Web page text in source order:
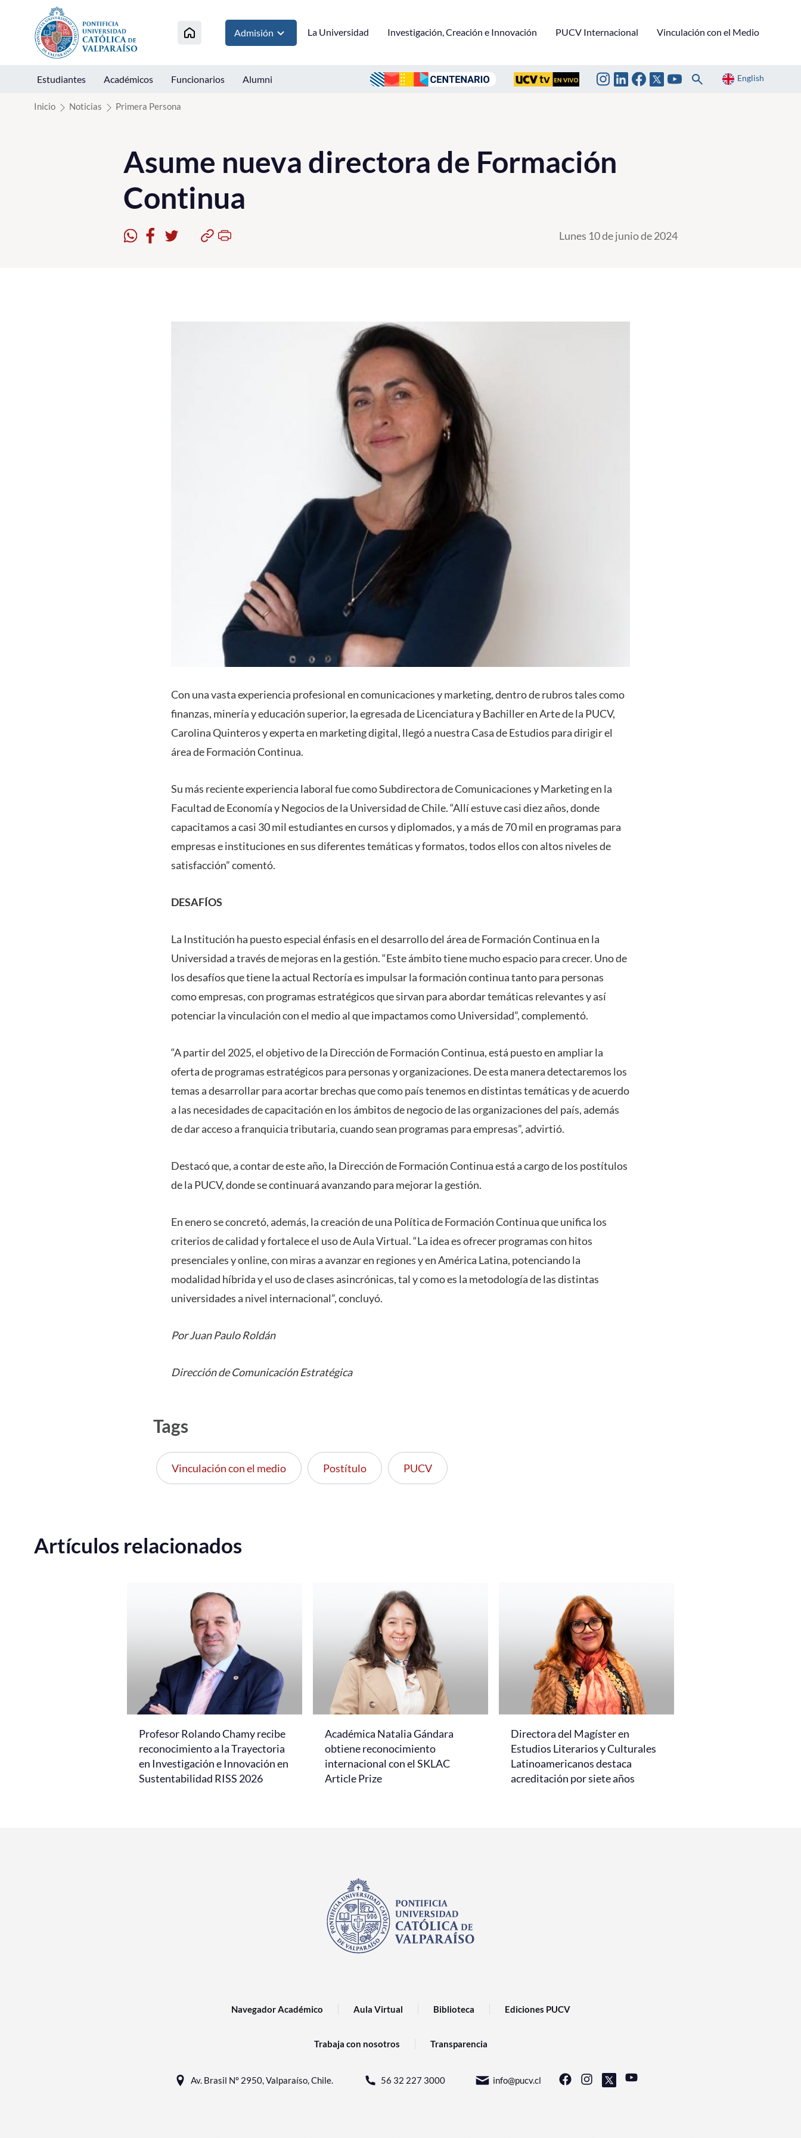
Click acá para ir directamente al contenido
Admisión La Universidad Investigación, Creación e Innovación PUCV Internacional Vinculación con el Medio
Estudiantes Académicos Funcionarios Alumni English
Inicio Noticias Primera Persona
Asume nueva directora de Formación
Continua
Lunes 10 de junio de 2024
Con una vasta experiencia profesional en comunicaciones y marketing, dentro de rubros tales como
finanzas, minería y educación superior, la egresada de Licenciatura y Bachiller en Arte de la PUCV,
Carolina Quinteros y experta en marketing digital, llegó a nuestra Casa de Estudios para dirigir el
área de Formación Continua.
Su más reciente experiencia laboral fue como Subdirectora de Comunicaciones y Marketing en la
Facultad de Economía y Negocios de la Universidad de Chile. “Allí estuve casi diez años, donde
capacitamos a casi 30 mil estudiantes en cursos y diplomados, y a más de 70 mil en programas para
empresas e instituciones en sus diferentes temáticas y formatos, todos ellos con altos niveles de
satisfacción” comentó.
DESAFÍOS
La Institución ha puesto especial énfasis en el desarrollo del área de Formación Continua en la
Universidad a través de mejoras en la gestión. “Este ámbito tiene mucho espacio para crecer. Uno de
los desafíos que tiene la actual Rectoría es impulsar la formación continua tanto para personas
como empresas, con programas estratégicos que sirvan para abordar temáticas relevantes y así
potenciar la vinculación con el medio al que impactamos como Universidad”, complementó.
“A partir del 2025, el objetivo de la Dirección de Formación Continua, está puesto en ampliar la
oferta de programas estratégicos para personas y organizaciones. De esta manera detectaremos los
temas a desarrollar para acortar brechas que como país tenemos en distintas temáticas y de acuerdo
a las necesidades de capacitación en los ámbitos de negocio de las organizaciones del país, además
de dar acceso a franquicia tributaria, cuando sean programas para empresas”, advirtió.
Destacó que, a contar de este año, la Dirección de Formación Continua está a cargo de los postítulos
de la PUCV, donde se continuará avanzando para mejorar la gestión.
En enero se concretó, además, la creación de una Política de Formación Continua que unifica los
criterios de calidad y fortalece el uso de Aula Virtual. “La idea es ofrecer programas con hitos
presenciales y online, con miras a avanzar en regiones y en América Latina, potenciando la
modalidad híbrida y el uso de clases asincrónicas, tal y como es la metodología de las distintas
universidades a nivel internacional”, concluyó.
Por Juan Paulo Roldán
Dirección de Comunicación Estratégica
Tags
Vinculación con el medio Postítulo PUCV
Artículos relacionados
Profesor Rolando Chamy recibe
reconocimiento a la Trayectoria
en Investigación e Innovación en
Sustentabilidad RISS 2026
Académica Natalia Gándara
obtiene reconocimiento
internacional con el SKLAC
Article Prize
Directora del Magíster en
Estudios Literarios y Culturales
Latinoamericanos destaca
acreditación por siete años
Navegador Académico Aula Virtual Biblioteca Ediciones PUCV
Trabaja con nosotros Transparencia
Av. Brasil N° 2950, Valparaíso, Chile. 56 32 227 3000 info@pucv.cl